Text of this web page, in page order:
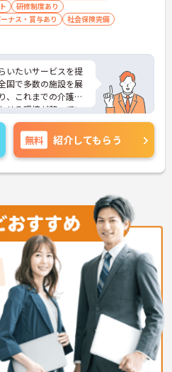
福利厚生が整って
での医療費補助
す。
勤免除制度があり、
め、ライフステージ
すい環境です】
5連休以上の長期休
しっかりと心身をリ
り、風通しが良
研修制度あり
ナス・賞与あり
社会保険完備
いたいサービスを提
国で多数の施設を展
、これまでの介護福
せる環境が整ってい
正当に評価する独自
症ケア等の分野で
が加算され、確実
、スマホでの記録入
り、夜間業務などの
アマネジャーへのス
して長期的なキャリ
当に評価される環境
」があり、認定され
4万円）の手当が加
講座、更新費用ま
ップアップを自己
無料 紹介してもらう